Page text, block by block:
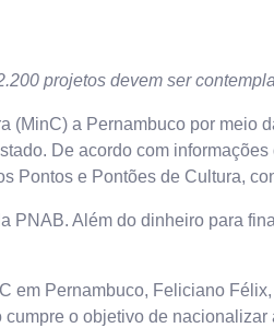
projetos devem ser
(MinC) a Pernambuco por
De acordo com
Pontos e Pontões de Cultura,
PNAB. Além do dinheiro para
em Pernambuco, Feliciano
o objetivo de